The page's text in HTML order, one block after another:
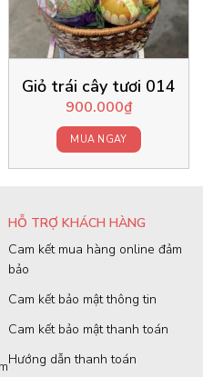
Giỏ trái cây tươi 014
900.000₫
MUA NGAY
HỖ TRỢ KHÁCH HÀNG
Cam kết mua hàng online đảm
bảo
Cam kết bảo mật thông tin
Cam kết bảo mật thanh toán
Hướng dẫn thanh toán